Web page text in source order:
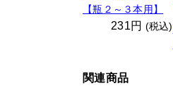
【瓶２～３本用】
231円 (税込)
関連商品